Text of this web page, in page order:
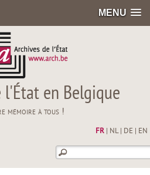
MENU
l'État en Belgique
mémoire à tous !
FR| NL| DE EN